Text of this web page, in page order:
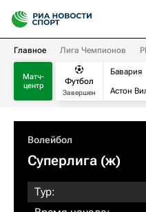
Главное Лига Чемпионов
Матч-
центр
Футбол
Завершен
Бавария
Астон
Волейбол
Суперлига (ж)
Тур: